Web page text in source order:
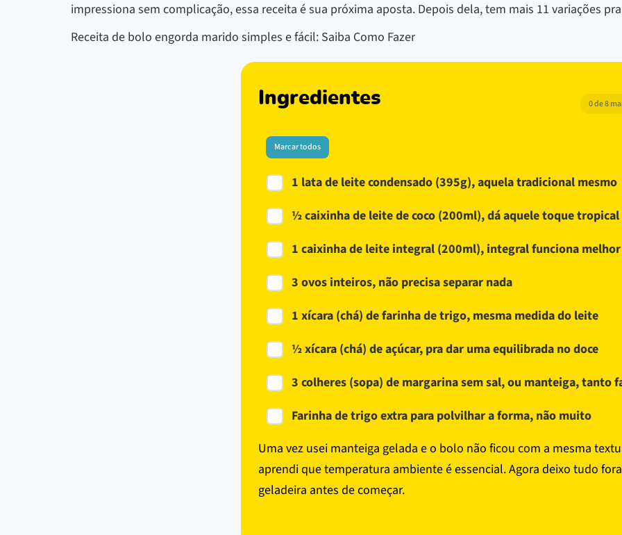
impressiona sem complicação, essa receita é sua próxima aposta. Depois dela, tem mais 11 variações
Receita de bolo engorda marido simples e fácil: Saiba Como Fazer
Ingredientes 0 de 8
Marcar todos
1 lata de leite condensado (395g), aquela tradicional mesmo
½ caixinha de leite de coco (200ml), dá aquele toque tropical
1 caixinha de leite integral (200ml), integral funciona melhor
3 ovos inteiros, não precisa separar nada
1 xícara (chá) de farinha de trigo, mesma medida do leite
½ xícara (chá) de açúcar, pra dar uma equilibrada no doce
3 colheres (sopa) de margarina sem sal, ou manteiga, tanto
Farinha de trigo extra para polvilhar a forma, não muito
Uma vez usei manteiga gelada e o bolo não ficou com a mesma
aprendi que temperatura ambiente é essencial. Agora deixo tudo
geladeira antes de começar.